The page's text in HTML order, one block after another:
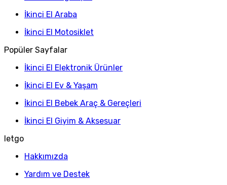
İkinci El Araba
İkinci El Motosiklet
Popüler Sayfalar
İkinci El Elektronik Ürünler
İkinci El Ev & Yaşam
İkinci El Bebek Araç & Gereçleri
İkinci El Giyim & Aksesuar
letgo
Hakkımızda
Yardım ve Destek